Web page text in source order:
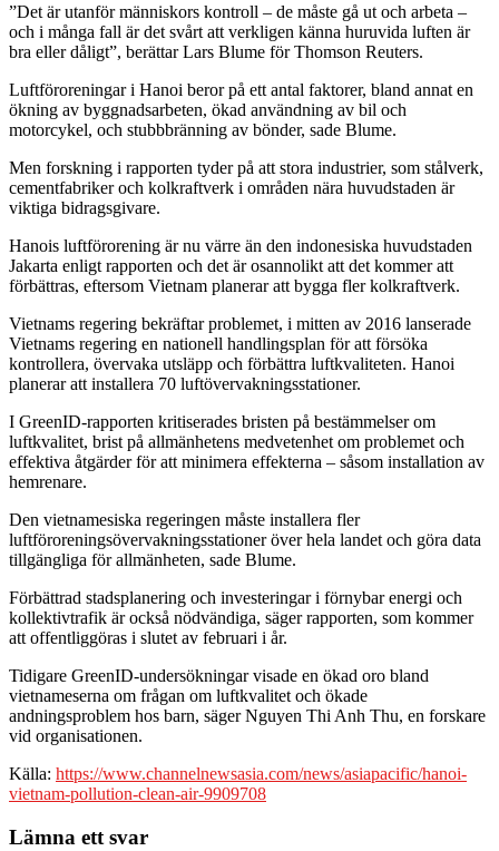
”Det är utanför människors kontroll – de måste gå ut och arbeta –
och i många fall är det svårt att verkligen känna huruvida luften är
bra eller dåligt”, berättar Lars Blume för Thomson Reuters.
Luftföroreningar i Hanoi beror på ett antal faktorer, bland annat en
ökning av byggnadsarbeten, ökad användning av bil och
motorcykel, och stubbbränning av bönder, sade Blume.
Men forskning i rapporten tyder på att stora industrier, som stålverk,
cementfabriker och kolkraftverk i områden nära huvudstaden är
viktiga bidragsgivare.
Hanois luftförorening är nu värre än den indonesiska huvudstaden
Jakarta enligt rapporten och det är osannolikt att det kommer att
förbättras, eftersom Vietnam planerar att bygga fler kolkraftverk.
Vietnams regering bekräftar problemet, i mitten av 2016 lanserade
Vietnams regering en nationell handlingsplan för att försöka
kontrollera, övervaka utsläpp och förbättra luftkvaliteten. Hanoi
planerar att installera 70 luftövervakningsstationer.
I GreenID-rapporten kritiserades bristen på bestämmelser om
luftkvalitet, brist på allmänhetens medvetenhet om problemet och
effektiva åtgärder för att minimera effekterna – såsom installation av
hemrenare.
Den vietnamesiska regeringen måste installera fler
luftföroreningsövervakningsstationer över hela landet och göra data
tillgängliga för allmänheten, sade Blume.
Förbättrad stadsplanering och investeringar i förnybar energi och
kollektivtrafik är också nödvändiga, säger rapporten, som kommer
att offentliggöras i slutet av februari i år.
Tidigare GreenID-undersökningar visade en ökad oro bland
vietnameserna om frågan om luftkvalitet och ökade
andningsproblem hos barn, säger Nguyen Thi Anh Thu, en forskare
vid organisationen.
Källa: https://www.channelnewsasia.com/news/asiapacific/hanoi-
vietnam-pollution-clean-air-9909708
Lämna ett svar